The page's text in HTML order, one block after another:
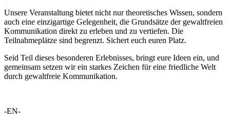
Unsere Veranstaltung bietet nicht nur theoretisches Wissen, sondern
auch eine einzigartige Gelegenheit, die Grundsätze der gewaltfreien
Kommunikation direkt zu erleben und zu vertiefen. Die
Teilnahmeplätze sind begrenzt. Sichert euch euren Platz.
Seid Teil dieses besonderen Erlebnisses, bringt eure Ideen ein, und
gemeinsam setzen wir ein starkes Zeichen für eine friedliche Welt
durch gewaltfreie Kommunikation.
-EN-